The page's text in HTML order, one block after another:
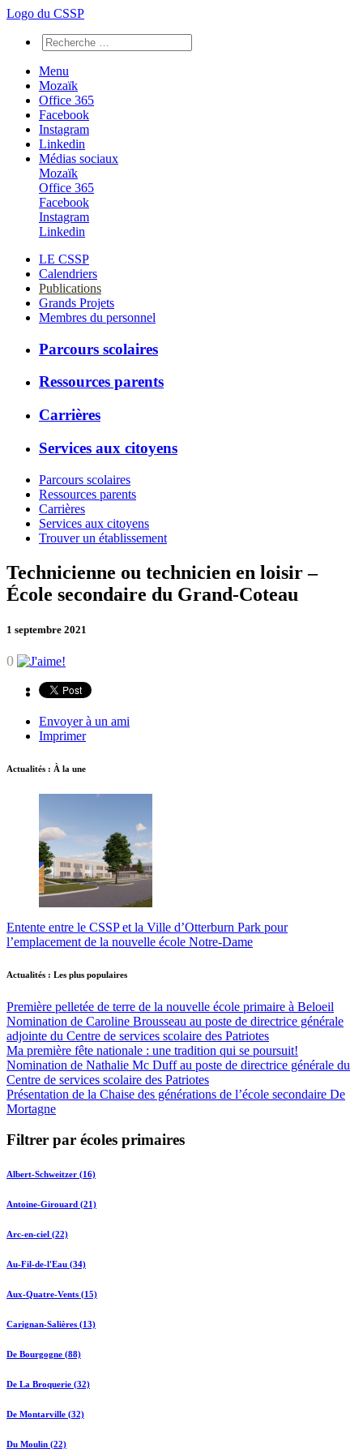
Logo du CSSP
Menu
Mozaïk
Office 365
Facebook
Instagram
Linkedin
Médias sociaux
Mozaïk
Office 365
Facebook
Instagram
Linkedin
LE CSSP
Calendriers
Publications
Grands Projets
Membres du personnel
Parcours scolaires
Ressources parents
Carrières
Services aux citoyens
Parcours scolaires
Ressources parents
Carrières
Services aux citoyens
Trouver un établissement
Technicienne ou technicien en loisir –
École secondaire du Grand-Coteau
1 septembre 2021
0
Envoyer à un ami
Imprimer
Actualités : À la une
Entente entre le CSSP et la Ville d’Otterburn Park pour
l’emplacement de la nouvelle école Notre-Dame
Actualités : Les plus populaires
Première pelletée de terre de la nouvelle école primaire à Beloeil
Nomination de Caroline Brousseau au poste de directrice générale
adjointe du Centre de services scolaire des Patriotes
Ma première fête nationale : une tradition qui se poursuit!
Nomination de Nathalie Mc Duff au poste de directrice générale du
Centre de services scolaire des Patriotes
Présentation de la Chaise des générations de l’école secondaire De
Mortagne
Filtrer par écoles primaires
Albert-Schweitzer (16)
Antoine-Girouard (21)
Arc-en-ciel (22)
Au-Fil-de-l'Eau (34)
Aux-Quatre-Vents (15)
Carignan-Salières (13)
De Bourgogne (88)
De La Broquerie (32)
De Montarville (32)
Du Moulin (22)